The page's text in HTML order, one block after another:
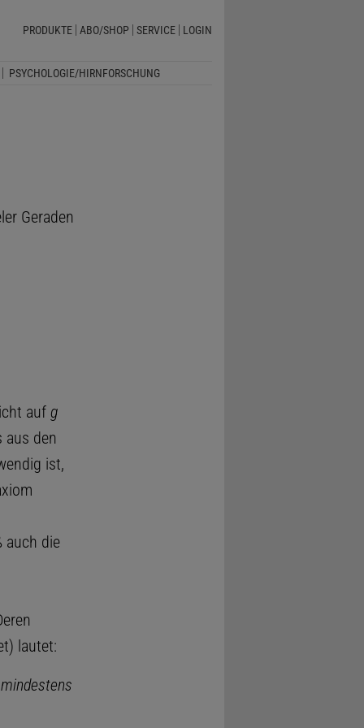
PRODUKTE ABO/SHOP SERVICE LOGIN
PSYCHOLOGIE/HIRNFORSCHUNG
Geraden
auf g
aus den
ist,
auch die
lautet: